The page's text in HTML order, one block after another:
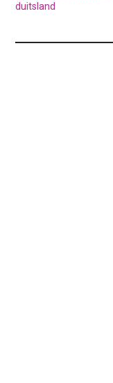
duitsland